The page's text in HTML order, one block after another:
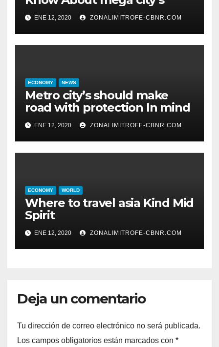
ENE 12, 2020 ZONALIMITROFE-CBNR.COM
ECONOMY NEWS
Metro city’s should make
road with protection In mind
ENE 12, 2020 ZONALIMITROFE-CBNR.COM
ECONOMY WORLD
Where to travel asia Kind Mid
Spirit
ENE 12, 2020 ZONALIMITROFE-CBNR.COM
Deja un comentario
Tu dirección de correo electrónico no será publicada.
Los campos obligatorios están marcados con *